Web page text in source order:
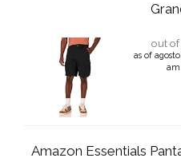
out
as of agosto
am
Amazon Essentials